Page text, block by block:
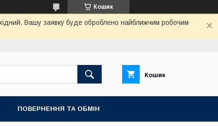
Кошик
Вашу заявку буде оброблено найближчим робочим
Кошик
ПОВЕРНЕННЯ ТА ОБМIН